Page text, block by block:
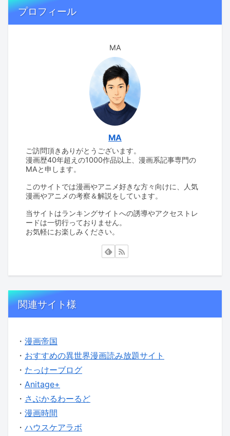
プロフィール
MA
MA
ご訪問頂きありがとうございます。
漫画歴40年超えの1000作品以上、漫画系記事専門の
MAと申します。
このサイトでは漫画やアニメ好きな方々向けに、人気
漫画やアニメの考察＆解説をしています。
当サイトはランキングサイトへの誘導やアクセストレ
ードは一切行っておりません。
お気軽にお楽しみください。
関連サイト様
・ 漫画帝国
・ おすすめの異世界漫画読み放題サイト
・ たっけーブログ
・ Anitage+
・ さぶかるわーるど
・ 漫画時間
・ ハウスケアラボ